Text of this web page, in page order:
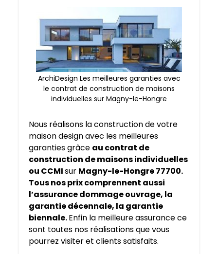
ArchiDesign Les meilleures garanties avec
le contrat de construction de maisons
individuelles sur Magny-le-Hongre
Nous réalisons la construction de votre
maison design avec les meilleures
garanties grâce au contrat de
construction de maisons individuelles
ou CCMIsur Magny-le-Hongre 77700.
Tous nos prix comprennent aussi
l’assurance dommage ouvrage, la
garantie décennale, la garantie
biennale.Enfin la meilleure assurance ce
sont toutes nos réalisations que vous
pourrez visiter et clients satisfaits.